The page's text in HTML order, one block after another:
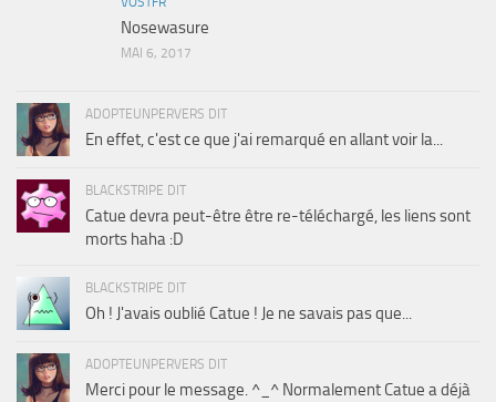
Nosewasure
MAI 6, 2017
ADOPTEUNPERVERS DIT
En effet, c'est ce que j'ai remarqué en allant voir la...
BLACKSTRIPE DIT
Catue devra peut-être être re-téléchargé, les liens sont
morts haha :D
BLACKSTRIPE DIT
Oh ! J'avais oublié Catue ! Je ne savais pas que...
ADOPTEUNPERVERS DIT
Merci pour le message. ^_^ Normalement Catue a déjà